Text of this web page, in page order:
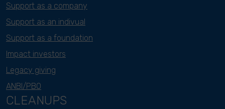
Support as a company
Support as an indivual
Support as a foundation
Impact investors
Legacy giving
ANBI/PBO
CLEANUPS